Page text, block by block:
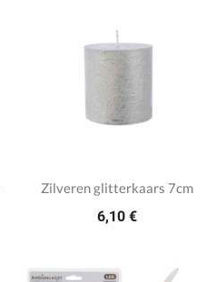
Zilveren glitterkaars 7cm
6,10 €